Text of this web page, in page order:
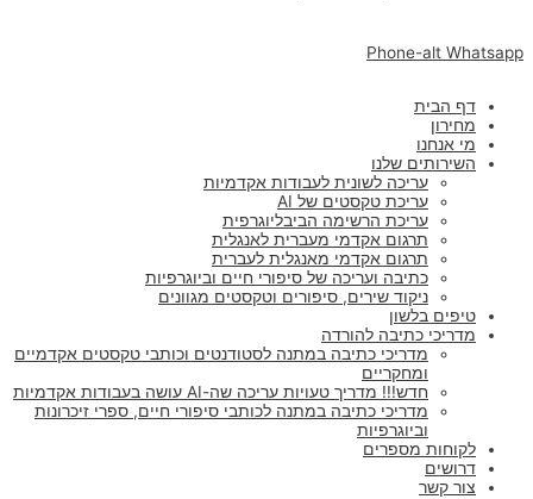
Phone-alt Whatsapp
דף הבית
מחירון
מי אנחנו
השירותים שלנו
עריכה לשונית לעבודות אקדמיות
עריכת טקסטים של AI
עריכת הרשימה הביבליוגרפית
תרגום אקדמי מעברית לאנגלית
תרגום אקדמי מאנגלית לעברית
כתיבה ועריכה של סיפורי חיים וביוגרפיות
ניקוד שירים, סיפורים וטקסטים מגוונים
טיפים בלשון
מדריכי כתיבה להורדה
מדריכי כתיבה במתנה לסטודנטים וכותבי טקסטים אקדמיים
ומחקריים
חדש!!! מדריך טעויות עריכה שה-AI עושה בעבודות אקדמיות
מדריכי כתיבה במתנה לכותבי סיפורי חיים, ספרי זיכרונות
וביוגרפיות
לקוחות מספרים
דרושים
צור קשר